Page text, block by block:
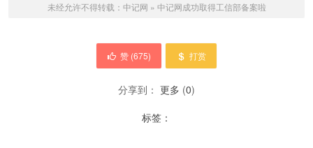
未经允许不得转载： 中记网 » 中记网成功取得工信部备案啦
赞 (675) 打赏
分享到： 更多 (0)
标签：